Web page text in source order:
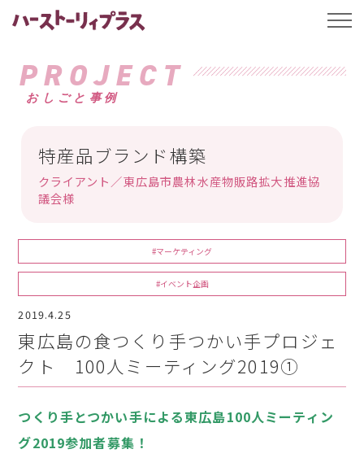
ハーストーリィプ
PROJECT
おしごと事例
特産品ブランド構築
クライアント／東広島市農林水産物販路拡大推進協
議会様
#マーケティング
#イベント企画
2019.4.25
東広島の食つくり手つかい手プロジェ
クト 100人ミーティング2019①
つくり手とつかい手による東広島100人ミーティン
グ2019参加者募集！
t
l